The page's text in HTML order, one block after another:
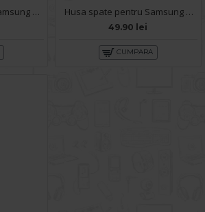
Husa spate pentru Samsung Galaxy S26 Ultra Keephone Airskin - Orange Husa spate pentru Samsung Galaxy S26 Ultra - Space Case
49.90 lei
CUMPARA